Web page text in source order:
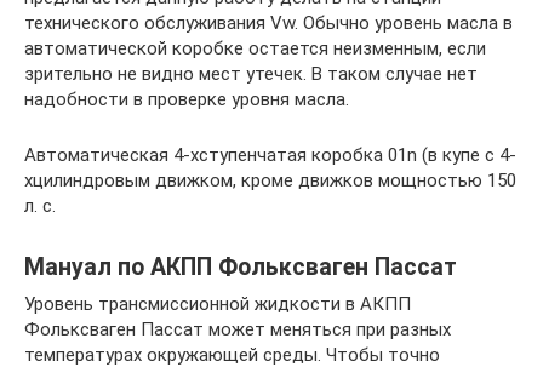
технического обслуживания Vw. Обычно уровень масла в
автоматической коробке остается неизменным, если
зрительно не видно мест утечек. В таком случае нет
надобности в проверке уровня масла.
Автоматическая 4-хступенчатая коробка 01n (в купе с 4-
хцилиндровым движком, кроме движков мощностью 150
л. с.
Мануал по АКПП Фольксваген Пассат
Уровень трансмиссионной жидкости в АКПП
Фольксваген Пассат может меняться при разных
температурах окружающей среды. Чтобы точно